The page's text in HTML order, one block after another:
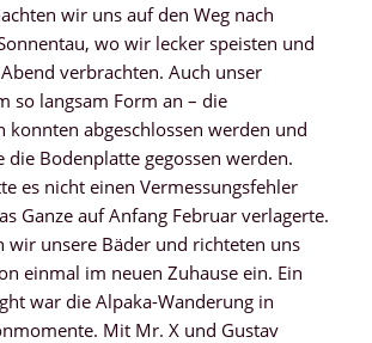
wir uns auf den Weg nach
wo wir lecker speisten und
verbrachten. Auch unser
so langsam Form an – die
konnten abgeschlossen werden und
die Bodenplatte gegossen werden.
es nicht einen Vermessungsfehler
Ganze auf Anfang Februar verlagerte.
wir unsere Bäder und richteten uns
einmal im neuen Zuhause ein. Ein
war die Alpaka-Wanderung in
Mit Mr. X und Gustav